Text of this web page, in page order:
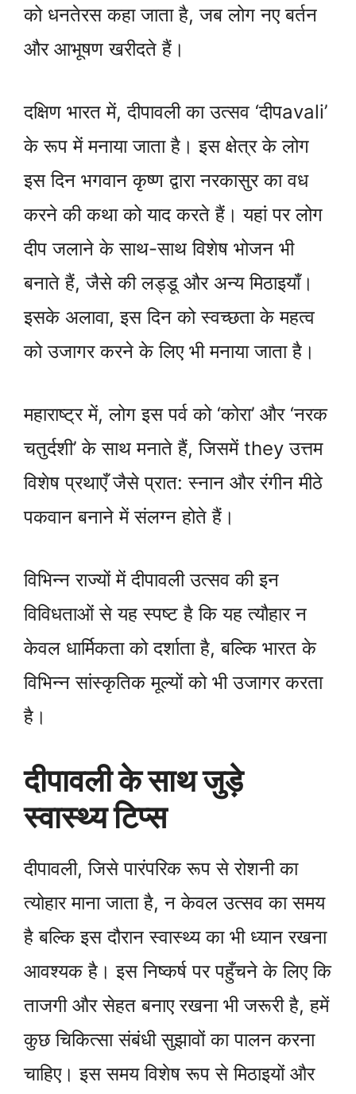
को धनतेरस कहा जाता है, जब लोग नए बर्तन
और आभूषण खरीदते हैं।
दक्षिण भारत में, दीपावली का उत्सव ‘दीपavali’
के रूप में मनाया जाता है। इस क्षेत्र के लोग
इस दिन भगवान कृष्ण द्वारा नरकासुर का वध
करने की कथा को याद करते हैं। यहां पर लोग
दीप जलाने के साथ-साथ विशेष भोजन भी
बनाते हैं, जैसे की लड्डू और अन्य मिठाइयाँ।
इसके अलावा, इस दिन को स्वच्छता के महत्व
को उजागर करने के लिए भी मनाया जाता है।
महाराष्ट्र में, लोग इस पर्व को ‘कोरा’ और ‘नरक
चतुर्दशी’ के साथ मनाते हैं, जिसमें they उत्तम
विशेष प्रथाएँ जैसे प्रात: स्नान और रंगीन मीठे
पकवान बनाने में संलग्न होते हैं।
विभिन्न राज्यों में दीपावली उत्सव की इन
विविधताओं से यह स्पष्ट है कि यह त्यौहार न
केवल धार्मिकता को दर्शाता है, बल्कि भारत के
विभिन्न सांस्कृतिक मूल्यों को भी उजागर करता
है।
दीपावली के साथ जुड़े
स्वास्थ्य टिप्स
दीपावली, जिसे पारंपरिक रूप से रोशनी का
त्योहार माना जाता है, न केवल उत्सव का समय
है बल्कि इस दौरान स्वास्थ्य का भी ध्यान रखना
आवश्यक है। इस निष्कर्ष पर पहुँचने के लिए कि
ताजगी और सेहत बनाए रखना भी जरूरी है, हमें
कुछ चिकित्सा संबंधी सुझावों का पालन करना
चाहिए। इस समय विशेष रूप से मिठाइयों और